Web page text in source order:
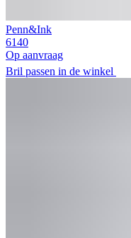
Penn&Ink
6140
Op aanvraag
Bril passen in de winkel